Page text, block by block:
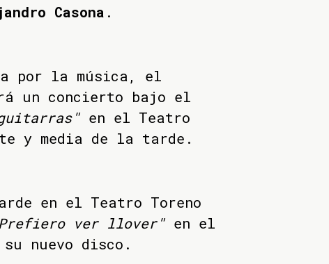
Casona .
por la música, el
un concierto bajo el
en el Teatro
y media de la tarde.
en el Teatro Toreno
ver llover" en el
nuevo disco.